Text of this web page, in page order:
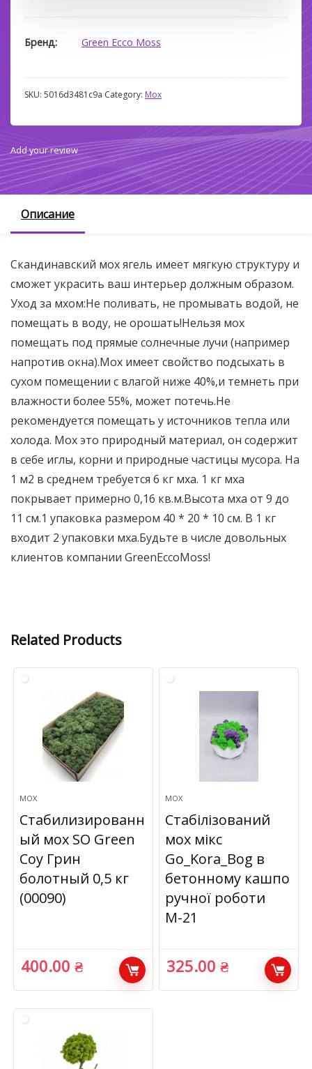
Бренд Green Ecco Moss
SKU: 5016d3481c9a Category: Мох
Add your review
Описание
Скандинавский мох ягель имеет мягкую структуру и
сможет украсить ваш интерьер должным образом.
Уход за мхом:Не поливать, не промывать водой, не
помещать в воду, не орошать!Нельзя мох
помещать под прямые солнечные лучи (например
напротив окна).Мох имеет свойство подсыхать в
сухом помещении с влагой ниже 40%,и темнеть при
влажности более 55%, может потечь.Не
рекомендуется помещать у источников тепла или
холода. Мох это природный материал, он содержит
в себе иглы, корни и природные частицы мусора. На
1 м2 в среднем требуется 6 кг мха. 1 кг мха
покрывает примерно 0,16 кв.м.Высота мха от 9 до
11 см.1 упаковка размером 40 * 20 * 10 см. В 1 кг
входит 2 упаковки мха.Будьте в числе довольных
клиентов компании GreenEccoMoss!
Related Products
МОХ
Стабилизированн
ый мох SO Green
Соу Грин
болотный 0,5 кг
(00090)
400.00₴
МОХ
Стабілізований
мох мікс
Go_Kora_Bog в
бетонному кашпо
ручної роботи
М-21
325.00₴